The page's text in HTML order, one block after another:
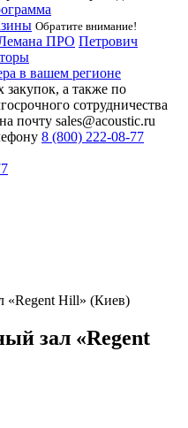
Обратите внимание!
ПРО Петрович
в вашем регионе
а также по
сотрудничества
почту sales@acoustic.ru
8 (800) 222-08-77
«Regent Hill» (Киев)
зал «Regent